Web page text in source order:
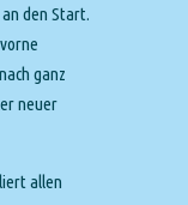
an den Start.
ganz
neuer
allen